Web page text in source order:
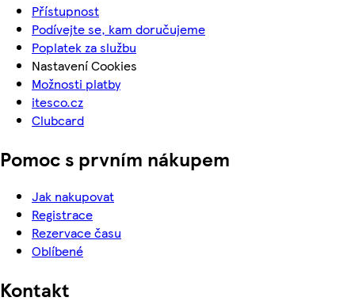
Přístupnost
Podívejte se, kam doručujeme
Poplatek za službu
Nastavení Cookies
Možnosti platby
itesco.cz
Clubcard
Pomoc s prvním nákupem
Jak nakupovat
Registrace
Rezervace času
Oblíbené
Kontakt